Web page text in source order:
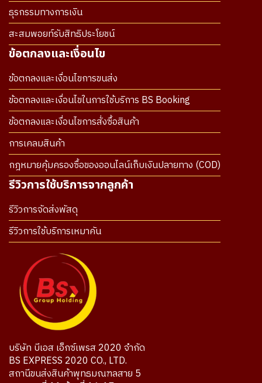
ธุรกรรมทางการเงิน
สะสมพอยท์รับสิทธิประโยชน์
ข้อตกลงและเงื่อนไข
ข้อตกลงและเงื่อนไขการขนส่ง
ข้อตกลงและเงื่อนไขในการใช้บริการ BS Booking
ข้อตกลงและเงื่อนไขการสั่งซื้อสินค้า
การเคลมสินค้า
กฎหมายคุ้มครองซื้อของออนไลน์เก็บเงินปลายทาง (COD)
รีวิวการใช้บริการจากลูกค้า
รีวิวการจัดส่งพัสดุ
รีวิวการใช้บริการเหมาคัน
บริษัท บีเอส เอ็กซ์เพรส 2020 จำกัด
BS EXPRESS 2020 CO., LTD.
สถานีขนส่งสินค้าพุทธมณฑลสาย 5